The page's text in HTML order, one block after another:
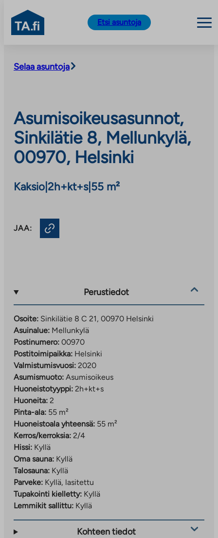
sisältöön
TA.fi
Etsi asuntoja
Selaa asuntoja
Asumisoikeusasunnot,
Sinkilätie 8, Mellunkylä,
00970, Helsinki
Kaksio 2h+kt+s| 55 m²
JAA:
Perustiedot
Osoite: Sinkilätie 8 C 21, 00970 Helsinki
Asuinalue: Mellunkylä
Postinumero: 00970
Postitoimipaikka: Helsinki
Valmistumisvuosi: 2020
Asumismuoto: Asumisoikeus
Huoneistotyyppi: 2h+kt+s
Huoneita: 2
Pinta-ala: 55 m²
Huoneistoala yhteensä: 55 m²
Kerros/kerroksia: 2/4
Hissi: Kyllä
Oma sauna: Kyllä
Talosauna: Kyllä
Parveke: Kyllä, lasitettu
Tupakointi kielletty: Kyllä
Lemmikit sallittu: Kyllä
Kohteen tiedot